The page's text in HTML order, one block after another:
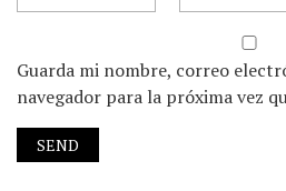
Guarda mi nombre, correo
navegador para la próxima vez